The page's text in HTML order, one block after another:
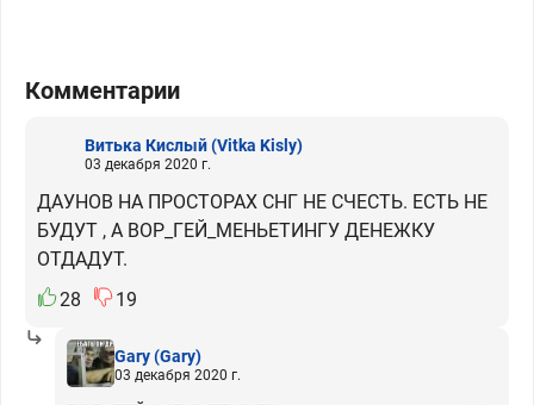
Комментарии
Витька Кислый(Vitka Kisly)
03 декабря 2020 г.
ДАУНОВ НА ПРОСТОРАХ СНГ НЕ СЧЕСТЬ. ЕСТЬ НЕ
БУДУТ , А ВОР_ГЕЙ_МЕНЬЕТИНГУ ДЕНЕЖКУ
ОТДАДУТ.
28
19
Gary(Gary)
03 декабря 2020 г.